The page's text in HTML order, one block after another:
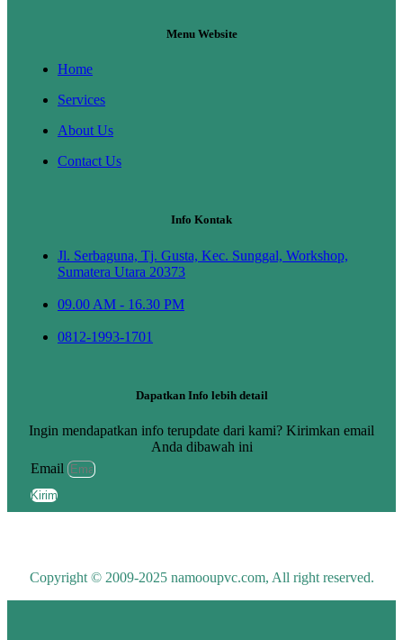
Menu Website
Home
Services
About Us
Contact Us
Info Kontak
Jl. Serbaguna, Tj. Gusta, Kec. Sunggal, Workshop,
Sumatera Utara 20373
09.00 AM - 16.30 PM
0812-1993-1701
Dapatkan Info lebih detail
Ingin mendapatkan info terupdate dari kami? Kirimkan email
Anda dibawah ini
Email
Kirim
Copyright © 2009-2025 namooupvc.com, All right reserved.